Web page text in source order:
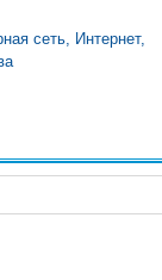
сеть, Интернет,